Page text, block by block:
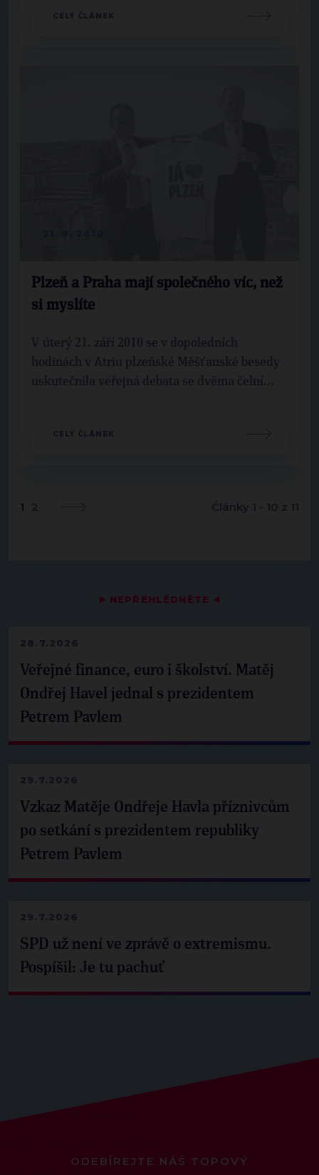
▶ NEPŘEHLÉDNĚTE ◀
28.7.2026
Veřejné finance, euro i školství. Matěj
Ondřej Havel jednal s prezidentem
Petrem Pavlem
29.7.2026
Vzkaz Matěje Ondřeje Havla příznivcům
po setkání s prezidentem republiky
Petrem Pavlem
29.7.2026
SPD už není ve zprávě o extremismu.
Pospíšil: Je tu pachuť
CELÝ ČLÁNEK
Plzeň a Praha mají společného víc, než
si myslíte
V úterý 21. září 2010 se v dopoledních
hodinách v Atriu plzeňské Měšťanské besedy
uskutečnila veřejná debata se dvěma čelní...
CELÝ ČLÁNEK
1 2 Články 1 - 10 z 11
ODEBÍREJTE NÁŠ TOPOVÝ